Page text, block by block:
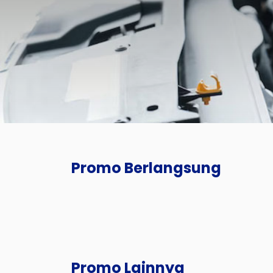
Promo Berlangsung
Promo Lainnya